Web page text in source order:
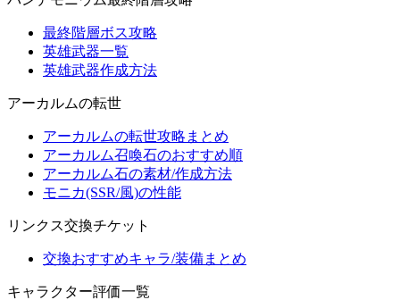
最終階層ボス攻略
英雄武器一覧
英雄武器作成方法
アーカルムの転世
アーカルムの転世攻略まとめ
アーカルム召喚石のおすすめ順
アーカルム石の素材/作成方法
モニカ(SSR/風)の性能
リンクス交換チケット
交換おすすめキャラ/装備まとめ
キャラクター評価一覧